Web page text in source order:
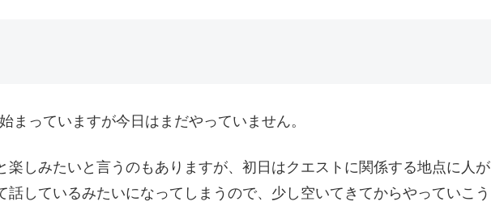
まっていますが今日はまだやっていません。
楽しみたいと言うのもありますが、初日はクエストに関係する地点に人が
話しているみたいになってしまうので、少し空いてきてからやっていこう